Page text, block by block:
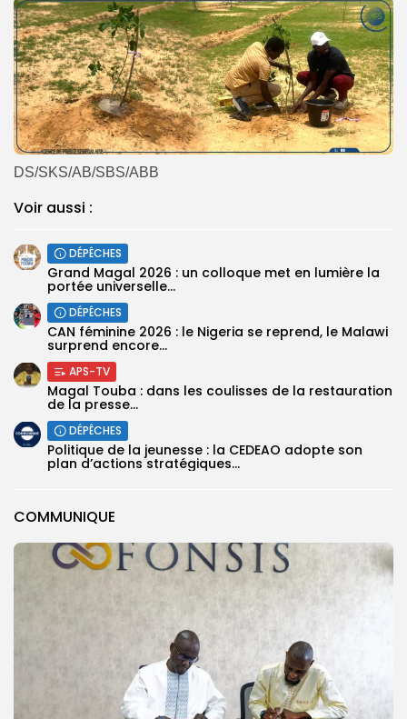
COMMUNIQUE
DS/SKS/AB/SBS/ABB
Voir aussi :
DÉPÊCHES
Grand Magal 2026 : un colloque met en lumière la
portée universelle...
DÉPÊCHES
‎CAN féminine 2026 : le Nigeria se reprend, le Malawi
surprend encore...
APS-TV
Magal Touba : dans les coulisses de la restauration
de la presse...
DÉPÊCHES
Politique de la jeunesse : la CEDEAO adopte son
plan d’actions stratégiques...